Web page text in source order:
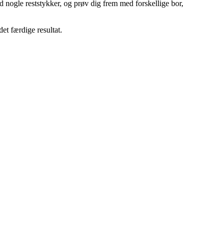
reststykker, og prøv dig frem med forskellige bor,
færdige resultat.